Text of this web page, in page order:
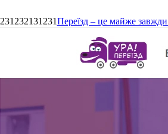
231232131231Переїзд – це майже